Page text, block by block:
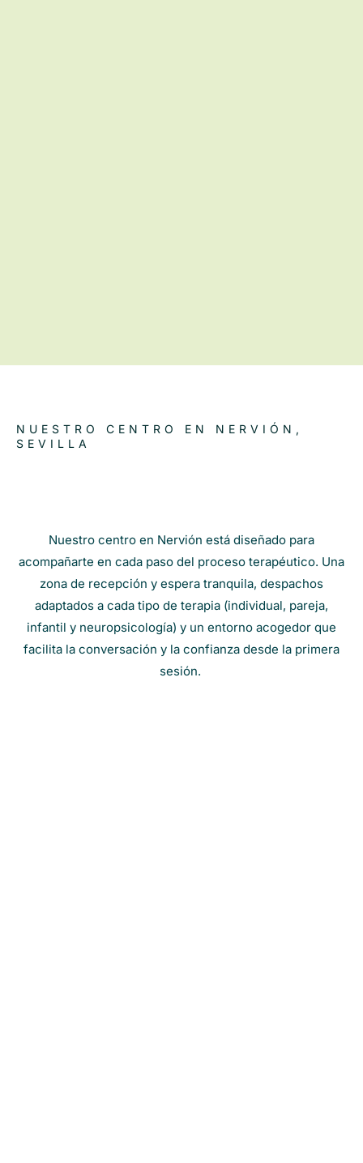
NUESTRO CENTRO EN NERVIÓN,
SEVILLA
Nuestro centro en Nervión está diseñado para
acompañarte en cada paso del proceso terapéutico. Una
zona de recepción y espera tranquila, despachos
adaptados a cada tipo de terapia (individual, pareja,
infantil y neuropsicología) y un entorno acogedor que
facilita la conversación y la confianza desde la primera
sesión.